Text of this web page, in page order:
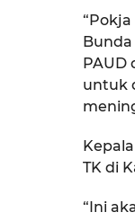
PAUD
untuk
TK di
“Ini